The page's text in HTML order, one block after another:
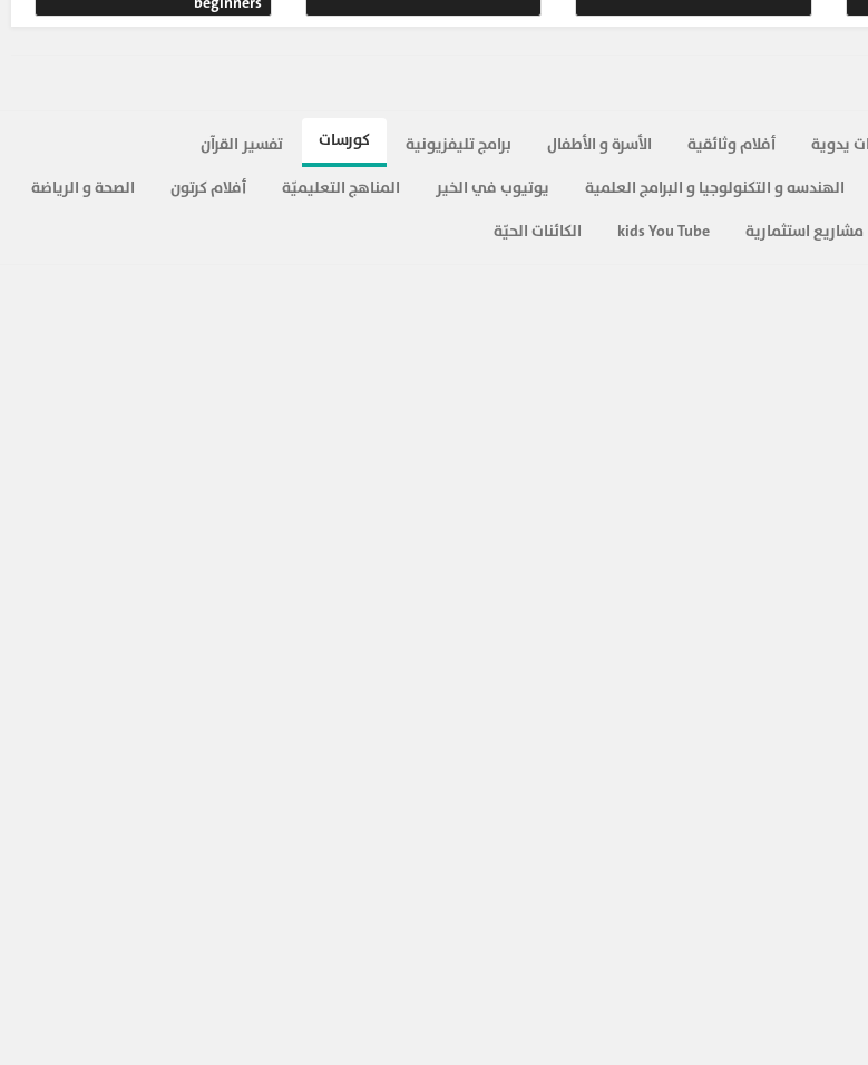
يدوية أفلام وثائقية الأسرة و الأطفال برامج تليفزيونية كورسات
تفسير القرآن
الهندسه و التكنولوجيا و البرامج العلمية يوتيوب في الخير المناهج التعليميّة أفلام كرتون
الصحة و الرياضة
مشاريع استثمارية kids You Tube الكائنات الحيّة